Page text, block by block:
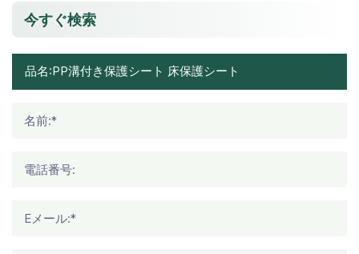
今すぐ検索
名前:*
電話番号:
Eメール:*